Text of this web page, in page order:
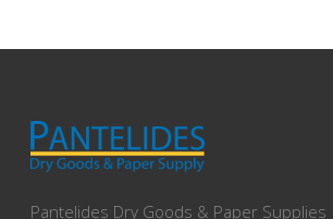
Pantelides Dry Goods & Paper Supplies